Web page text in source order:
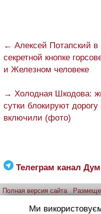
← Алексей Потапский в
секретной кнопке
и Железном человеке
→ Холодная Шкодова:
сутки блокируют
включили (фото)
Телеграм канал
Полная версия сайта
Ми